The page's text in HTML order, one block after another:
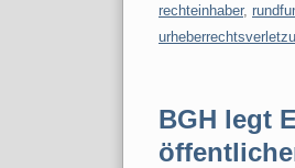
rechteinhaber,
BGH legt